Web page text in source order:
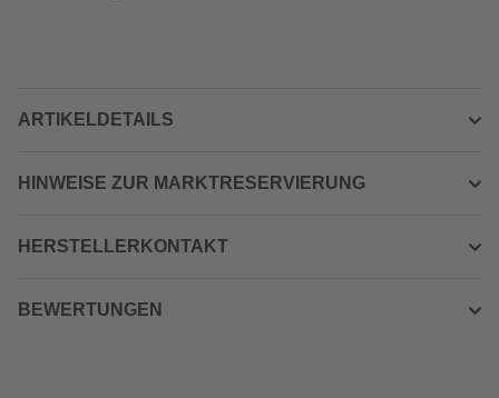
ARTIKELDETAILS
HINWEISE ZUR MARKTRESERVIERUNG
HERSTELLERKONTAKT
BEWERTUNGEN